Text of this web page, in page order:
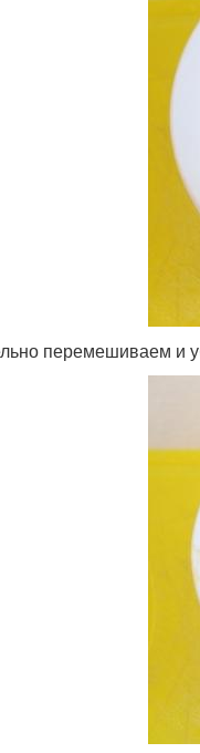
перемешиваем и